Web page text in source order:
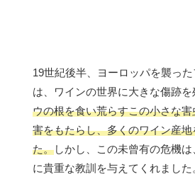
19世紀後半、ヨーロッパを襲っ
は、ワインの世界に大きな傷跡を
ウの根を食い荒らすこの小さな
害をもたらし、多くのワイン産
た。しかし、この未曾有の危機
に貴重な教訓を与えてくれまし